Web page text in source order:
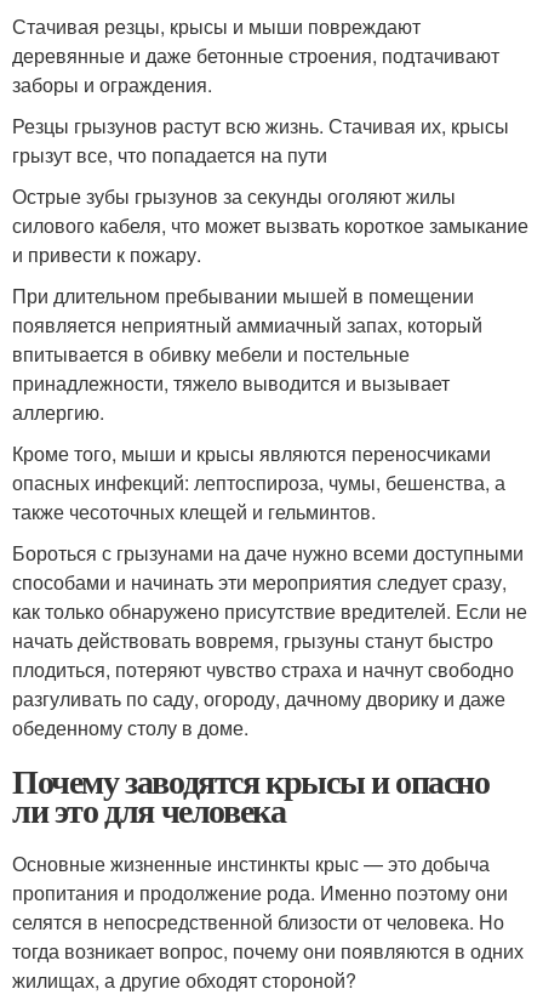
Стачивая резцы, крысы и мыши повреждают
деревянные и даже бетонные строения, подтачивают
заборы и ограждения.
Резцы грызунов растут всю жизнь. Стачивая их, крысы
грызут все, что попадается на пути
Острые зубы грызунов за секунды оголяют жилы
силового кабеля, что может вызвать короткое замыкание
и привести к пожару.
При длительном пребывании мышей в помещении
появляется неприятный аммиачный запах, который
впитывается в обивку мебели и постельные
принадлежности, тяжело выводится и вызывает
аллергию.
Кроме того, мыши и крысы являются переносчиками
опасных инфекций: лептоспироза, чумы, бешенства, а
также чесоточных клещей и гельминтов.
Бороться с грызунами на даче нужно всеми доступными
способами и начинать эти мероприятия следует сразу,
как только обнаружено присутствие вредителей. Если не
начать действовать вовремя, грызуны станут быстро
плодиться, потеряют чувство страха и начнут свободно
разгуливать по саду, огороду, дачному дворику и даже
обеденному столу в доме.
Почему заводятся крысы и опасно
ли это для человека
Основные жизненные инстинкты крыс — это добыча
пропитания и продолжение рода. Именно поэтому они
селятся в непосредственной близости от человека. Но
тогда возникает вопрос, почему они появляются в одних
жилищах, а другие обходят стороной?